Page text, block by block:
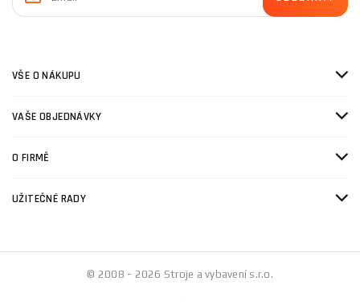
VŠE O NÁKUPU
VAŠE OBJEDNÁVKY
O FIRMĚ
UŽITEČNÉ RADY
© 2008 - 2026 Stroje a vybavení s.r.o.